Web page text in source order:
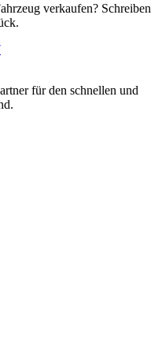
verkaufen? Schreiben
für den schnellen und